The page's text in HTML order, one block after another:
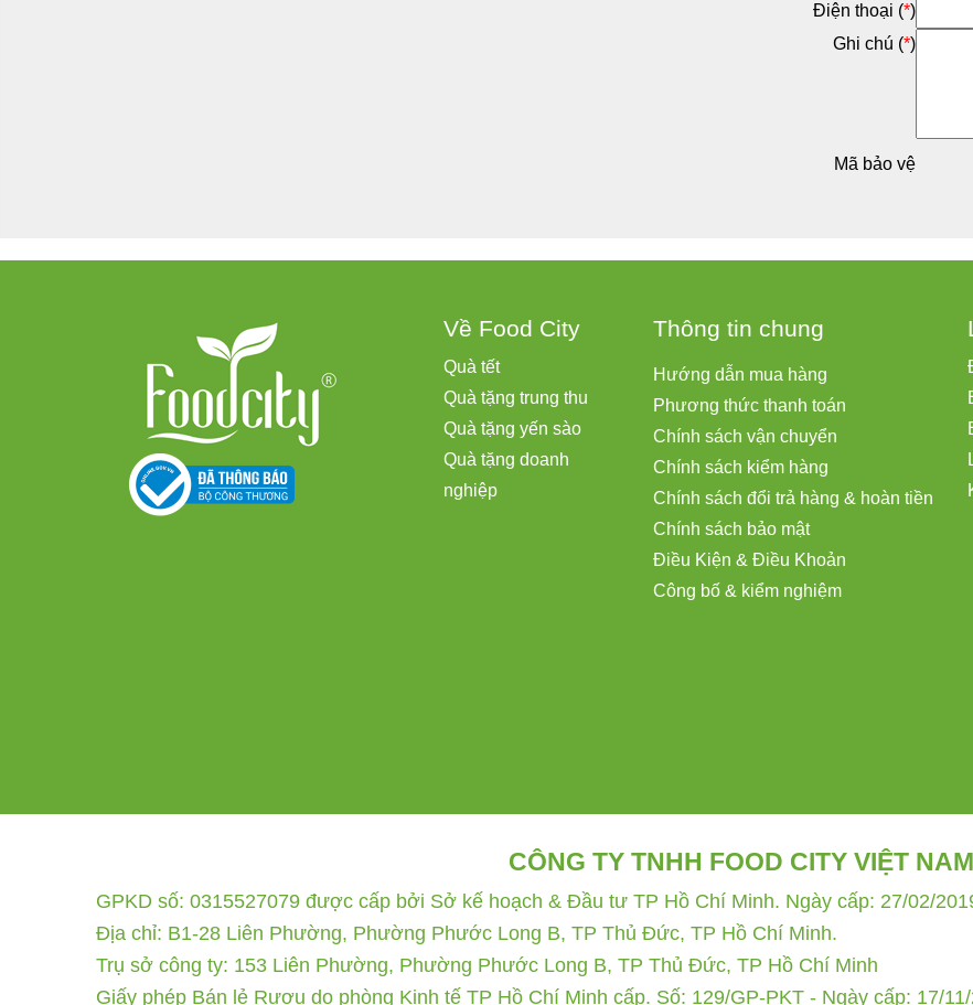
Điện thoại (*)
Ghi chú (*)
Mã bảo vệ
Về Food City
Quà tết
Quà tặng trung thu
Quà tặng yến sào
Quà tặng doanh
nghiệp
Thông tin chung
Hướng dẫn mua hàng
Phương thức thanh toán
Chính sách vận chuyển
Chính sách kiểm hàng
Chính sách đổi trả hàng & hoàn tiền
Chính sách bảo mật
Điều Kiện & Điều Khoản
Công bố & kiểm nghiệm
CÔNG TY TNHH FOOD CITY VIỆT NAM
GPKD số: 0315527079 được cấp bởi Sở kế hoạch & Đầu tư TP Hồ Chí Minh. Ngày cấp: 27/02/
Địa chỉ: B1-28 Liên Phường, Phường Phước Long B, TP Thủ Đức, TP Hồ Chí Minh.
Trụ sở công ty: 153 Liên Phường, Phường Phước Long B, TP Thủ Đức, TP Hồ Chí Minh
Giấy phép Bán lẻ Rượu do phòng Kinh tế TP Hồ Chí Minh cấp. Số: 129/GP-PKT - Ngày cấp: 17/